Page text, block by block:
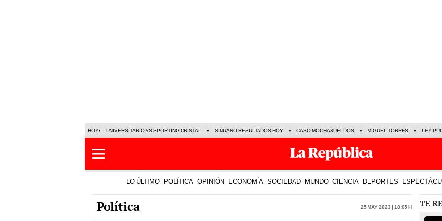
HOY UNIVERSITARIO VS SPORTING CRISTAL SINUANO RESULTADOS HOY CASO MOCHASUELDOS MIGUEL TORRES LEY
LO ÚLTIMO POLÍTICA OPINIÓN ECONOMÍA SOCIEDAD MUNDO CIENCIA DEPORTES
Política 25 May 2023 | 18:05 h TE